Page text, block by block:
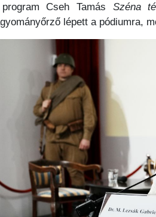
Cseh Tamás Széna
lépett a pódiumra,